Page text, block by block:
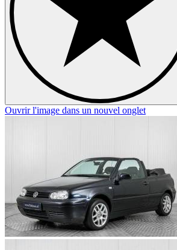
Ouvrir l'image dans un nouvel onglet